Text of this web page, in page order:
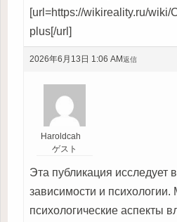
[url=https://wikireality.ru/wiki/
plus[/url]
2026年6月13日 1:06 AM返信
Haroldcah
ゲスト
Эта публикация исследует
зависимости и
психологические аспекты